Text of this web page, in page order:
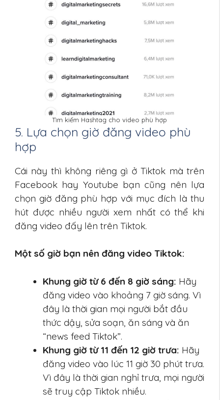
Tìm kiếm Hashtag cho video phù hợp
5. Lựa chọn giờ đăng video phù
hợp
Cái này thì không riêng gì ở Tiktok mà trên
Facebook hay Youtube bạn cũng nên lựa
chọn giờ đăng phù hợp với mục đích là thu
hút được nhiều người xem nhất có thể khi
đăng video đấy lên trên Tiktok.
Một số giờ bạn nên đăng video Tiktok:
Khung giờ từ 6 đến 8 giờ sáng: Hãy
đăng video vào khoảng 7 giờ sáng. Vì
đây là thời gian mọi người bắt đầu
thức dậy, sửa soạn, ăn sáng và ăn
“news feed Tiktok”.
Khung giờ từ 11 đến 12 giờ trưa: Hãy
đăng video vào lúc 11 giờ 30 phút trưa.
Vì đây là thời gian nghỉ trưa, mọi người
sẽ truy cập Tiktok nhiều.